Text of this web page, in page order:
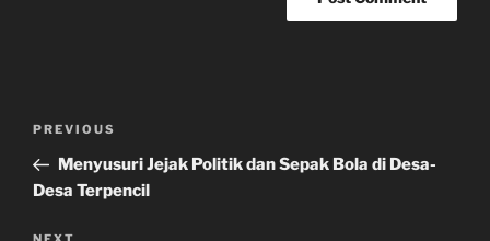
Post
Previous
Post
PREVIOUS
Menyusuri Jejak Politik dan Sepak Bola di Desa-
Desa Terpencil